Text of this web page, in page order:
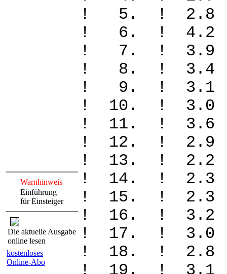
Warnhinweis
Einführung
für Einsteiger
Die aktuelle Ausgabe
online lesen
kostenloses
Online-Abo
! 5. ! 2.8
! 6. ! 4.2
! 7. ! 3.9
! 8. ! 3.4
! 9. ! 3.1
! 10. !
! 11. !
! 12. !
! 13. !
! 14. !
! 15. !
! 16. ! 3.2
! 17. ! 3.0
! 18. !